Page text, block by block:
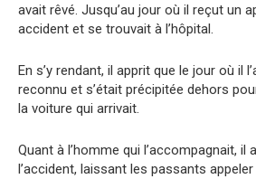
avait rêvé. Jusqu’au jour où il reçut un
accident et se trouvait à l’hôpital.
En s’y rendant, il apprit que le jour où il
reconnu et s’était précipitée dehors
la voiture qui arrivait.
Quant à l’homme qui l’accompagnait, il
l’accident, laissant les passants